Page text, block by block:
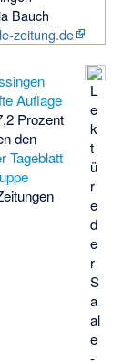
Bauch
zeitung.de
L
e
k
t
ü
r
e
d
e
r
S
a
al
e
-
Auflage
Prozent
den
Tageblatt